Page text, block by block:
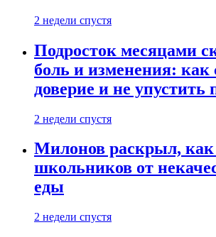
2 недели спустя
Подросток месяцами
боль и изменения: как
доверие и не упустить
2 недели спустя
Милонов раскрыл,
школьников от
еды
2 недели спустя